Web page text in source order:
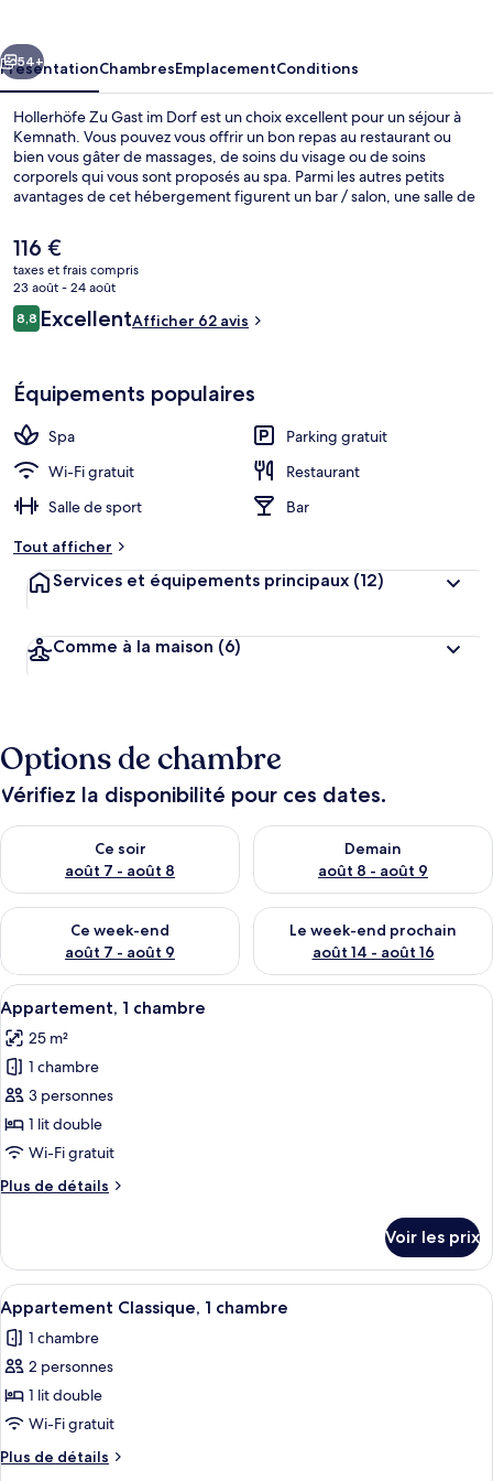
Dorf
Suivant
54+
PrésentationChambresEmplacementConditions
Hollerhöfe Zu Gast im Dorf est un choix excellent pour un séjour à
Kemnath. Vous pouvez vous offrir un bon repas au restaurant ou
bien vous gâter de massages, de soins du visage ou de soins
corporels qui vous sont proposés au spa. Parmi les autres petits
avantages de cet hébergement figurent un bar / salon, une salle de
Le
prix
actuel
est
de
116 €
taxes et frais compris
23 août - 24 août
Avis
voyageurs
8,88,8 sur 10
ExcellentAfficher 62 avis
Équipements populaires
Spa
Parking gratuit
Wi-Fi gratuit
Restaurant
Salle de sport
Bar
Tout afficher
Services et équipements principaux (12)
Comme à la maison (6)
Options de chambre
Vérifiez la disponibilité pour ces dates.
Ce soir
août 7 - août 8
Vérifier la disponibilité pour ce soir août 7 - août 8
Demain
août 8 - août 9
Vérifier la disponibilité pour
Ce week-end
août 7 - août 9
Vérifier la disponibilité pour ce week-end août 7 - août 9
Le week-end prochain
août 14 - août 16
Vérifier la disponibilité pour
Afficher
toutes
les
photos
pour
ce
type
chambre :
chambre
Une chambre d’hôtel avec un lit,
4
Appartement, 1 chambre
25 m²
1 chambre
3 personnes
1 lit double
Wi-Fi gratuit
Plus de détails
Plus
le
type
de
chambre
Appartement,
Voir les prix
Afficher
toutes
les
photos
pour
ce
type
de
Une chambre à coucher
4
Appartement Classique, 1 chambre
1 chambre
2 personnes
1 lit double
Wi-Fi gratuit
Plus de détails
Plus